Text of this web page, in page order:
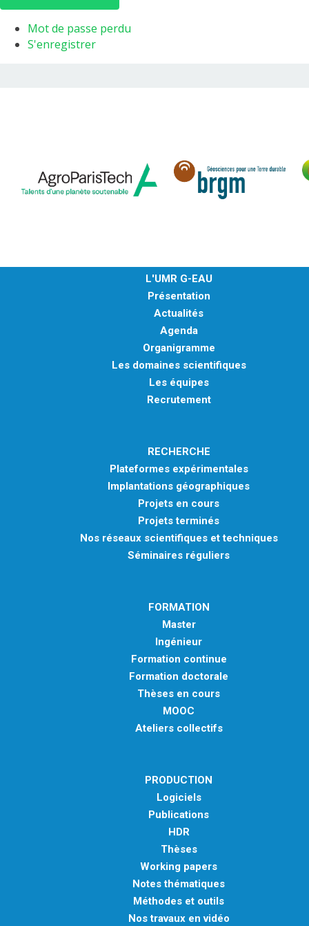
Mot de passe perdu
S'enregistrer
L'UMR G-EAU
Présentation
Actualités
Agenda
Organigramme
Les domaines scientifiques
Les équipes
Recrutement
RECHERCHE
Plateformes expérimentales
Implantations géographiques
Projets en cours
Projets terminés
Nos réseaux scientifiques et techniques
Séminaires réguliers
FORMATION
Master
Ingénieur
Formation continue
Formation doctorale
Thèses en cours
MOOC
Ateliers collectifs
PRODUCTION
Logiciels
Publications
HDR
Thèses
Working papers
Notes thématiques
Méthodes et outils
Nos travaux en vidéo